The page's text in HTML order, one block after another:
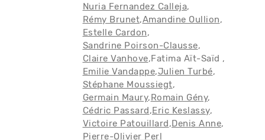
Nuria Fernandez Calleja
Rémy Brunet Amandine Oullion
Estelle Cardon
Sandrine Poirson-Clausse
Claire Vanhove Fatima Aït-Saïd
Emilie Vandappe Julien Turbé
Stéphane Moussiegt
Germain Maury Romain Gény
Cédric Passard Eric Keslassy
Victoire Patouillard Denis Anne
Pierre-Olivier Perl